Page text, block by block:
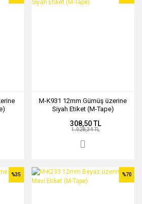
M-K931 12mm Gümüş üzerine
Siyah Etiket (M-Tape)
308,50 TL
1.028,34 TL
%35 %70